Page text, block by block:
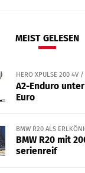
MEIST GELESEN
HERO XPULSE 200 4V
A2-Enduro
Euro
BMW R20 ALS
BMW R20 mit
serienreif